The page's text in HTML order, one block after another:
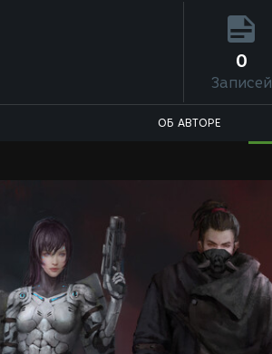
0
Записей
ОБ АВТОРЕ